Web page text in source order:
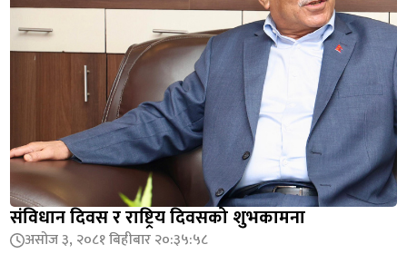
संविधान दिवस र राष्ट्रिय दिवसको शुभकामना
असोज ३, २०८१ बिहीबार २०:३५:५८